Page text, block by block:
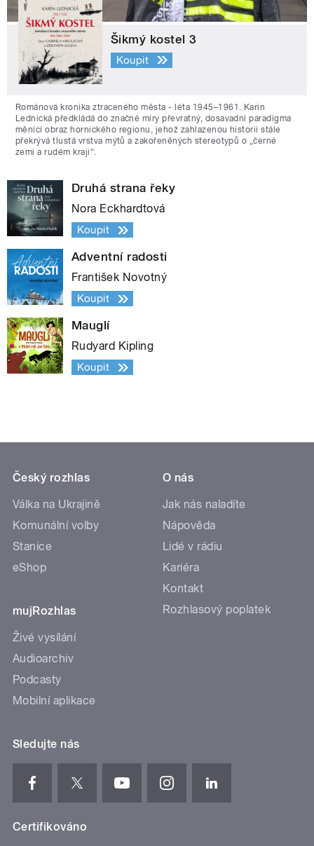
Šikmý kostel 3
Koupit
Románová kronika ztraceného města - léta 1945–1961. Karin
Lednická předkládá do značné míry převratný, dosavadní paradigma
měnící obraz hornického regionu, jehož zahlazenou historii stále
překrývá tlustá vrstva mýtů a zakořeněných stereotypů o „černé
zemi a rudém kraji“.
Druhá strana řeky
Nora Eckhardtová
Koupit
Adventní radosti
František Novotný
Koupit
Mauglí
Rudyard Kipling
Koupit
Český rozhlas
Válka na Ukrajině
Komunální volby
Stanice
eShop
mujRozhlas
Živé vysílání
Audioarchiv
Podcasty
Mobilní aplikace
O nás
Jak nás naladíte
Nápověda
Lidé v rádiu
Kariéra
Kontakt
Rozhlasový poplatek
Sledujte nás
Certifikováno